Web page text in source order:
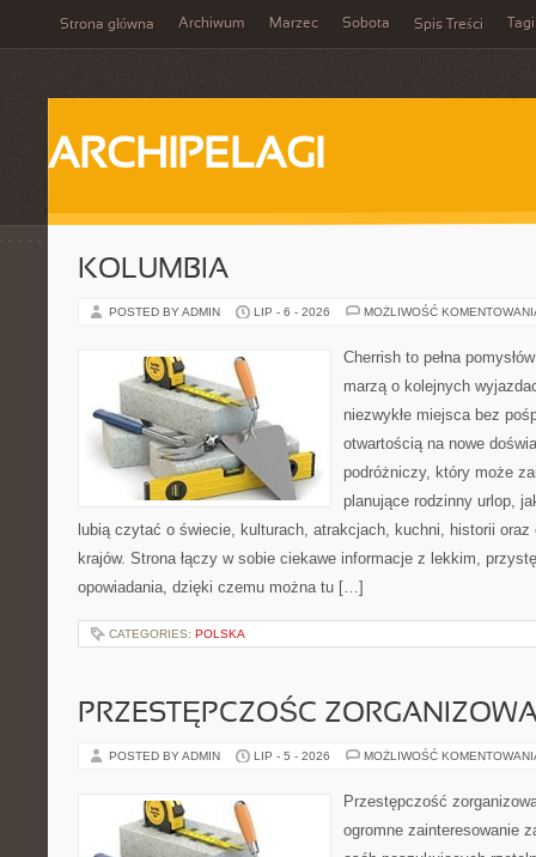
Strona główna Archiwum Marzec Sobota Spis Treści Tagi
ARCHIPELAGI
KOLUMBIA
POSTED BY ADMIN LIP - 6 - 2026 MOŻLIWOŚĆ
Cherrish to pełna
marzą o kolejnych
niezwykłe miejsca bez
otwartością na nowe
podróżniczy, który może
planujące rodzinny urlop,
lubią czytać o świecie, kulturach, atrakcjach, kuchni, historii
krajów. Strona łączy w sobie ciekawe informacje z lekkim,
opowiadania, dzięki czemu można tu […]
CATEGORIES: POLSKA
PRZESTĘPCZOŚC
POSTED BY ADMIN LIP - 5 - 2026 MOŻLIWOŚĆ
Przestępczość
ogromne zainteresowanie